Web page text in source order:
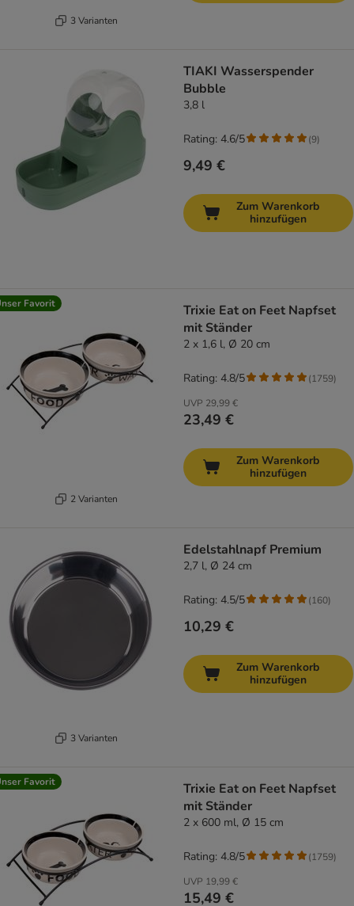
3 Varianten
TIAKI Wasserspender
Bubble
3,8 l
9,49 €
Rating: 4.6/5 (9)
Zum Warenkorb
hinzufügen
Favorit
2 Varianten
Trixie Eat on Feet Napfset
mit Ständer
2 x 1,6 l, Ø 20 cm
UVP 29,99 €
23,49 €
Rating: 4.8/5 (1759)
Zum Warenkorb
hinzufügen
3 Varianten
Edelstahlnapf Premium
2,7 l, Ø 24 cm
10,29 €
Rating: 4.5/5 (160)
Zum Warenkorb
hinzufügen
Favorit
Trixie Eat on Feet Napfset
mit Ständer
2 x 600 ml, Ø 15 cm
UVP 19,99 €
15,49 €
Rating: 4.8/5 (1759)